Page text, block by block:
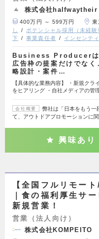
株式会社halfwaytheir
400万円 ～ 599万円 東
し
ポテンシャル採用（未経験
下
事業責任者 インセンテ
Business Producerは
広告枠の提案だけでなく
略設計・案件…
【具体的な業務内容】 ・新規ク
をヒアリング ・自社メディアの管
会社概要
弊社は「日本をもう一
て、アウトドアプロモーションに
興味あり
【全国フルリモー
｜食の福利厚生サ
新規営業！
営業（法人向け）
株式会社KOMPEITO